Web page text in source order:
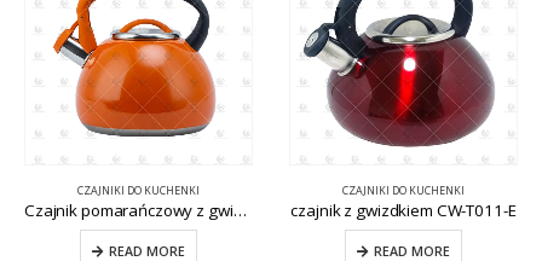
CZAJNIKI DO KUCHENKI
Czajnik pomarańczowy z gwizdkiem do wody ze stali nierdzewnej CW-T030-A
READ MORE
CZAJNIKI DO KUCHENKI
czajnik z gwizdkiem CW-T011-E
READ MORE